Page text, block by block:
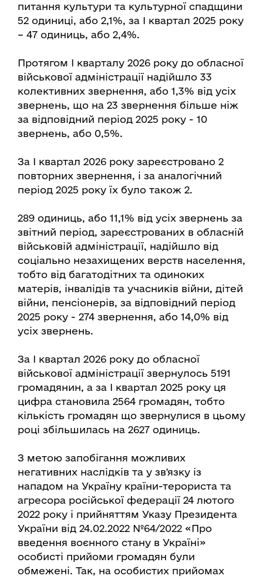
питання культури та культурної спадщини
52 одиниці, або 2,1%, за І квартал 2025 року
– 47 одиниць, або 2,4%.
Протягом І кварталу 2026 року до обласної
військової адміністрації надійшло 33
колективних звернення, або 1,3% від усіх
звернень, що на 23 звернення більше ніж
за відповідний період 2025 року - 10
звернень, або 0,5%.
За І квартал 2026 року зареєстровано 2
повторних звернення, і за аналогічний
період 2025 року їх було також 2.
289 одиниць, або 11,1% від усіх звернень за
звітний період, зареєстрованих в обласній
військовій адміністрації, надійшло від
соціально незахищених верств населення,
тобто від багатодітних та одиноких
матерів, інвалідів та учасників війни, дітей
війни, пенсіонерів, за відповідний період
2025 року - 274 звернення, або 14,0% від
усіх звернень.
За І квартал 2026 року до обласної
військової адміністрації звернулось 5191
громадянин, а за І квартал 2025 року ця
цифра становила 2564 громадян, тобто
кількість громадян що звернулися в цьому
році збільшилась на 2627 одиниць.
З метою запобігання можливих
негативних наслідків та у зв'язку із
нападом на Україну країни-терориста та
агресора російської федерації 24 лютого
2022 року і прийняттям Указу Президента
України від 24.02.2022 №64/2022 «Про
введення воєнного стану в Україні»
особисті прийоми громадян були
обмежені. Так, на особистих прийомах